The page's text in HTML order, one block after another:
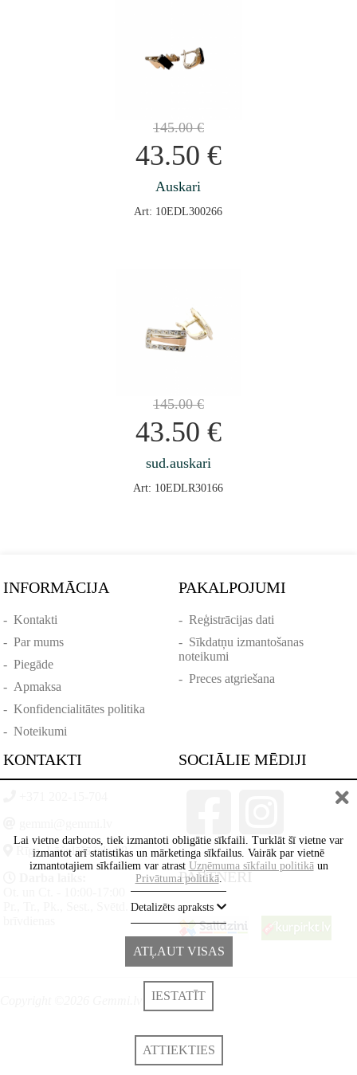
145.00€
43.50 €
Auskari
Art: 10EDL300266
145.00€
43.50 €
sud.auskari
Art: 10EDLR30166
INFORMĀCIJA
-Kontakti
-Par mums
-Piegāde
- Apmaksa
-Konfidencialitātes politika
-Noteikumi
PAKALPOJUMI
- Reģistrācijas dati
- Sīkdatņu izmantošanas
noteikumi
- Preces atgriešana
KONTAKTI
Rīga, Lāčplēšā iela 88
Pr., Tr., Pk., Sest., Svētd. -
SOCIĀLIE MĒDIJI
PARTNERI
Lai vietne darbotos, tiek izmantoti obligātie sīkfaili. Turklāt šī vietne var
izmantot arī statistikas un mārketinga sīkfailus. Vairāk par vietnē
izmantotajiem sīkfailiem var atrast Uzņēmuma sīkfailu politikāun
Privātuma politikā.
Detalizēts apraksts
ATĻAUT VISAS
IESTATĪT
ATTIEKTIES